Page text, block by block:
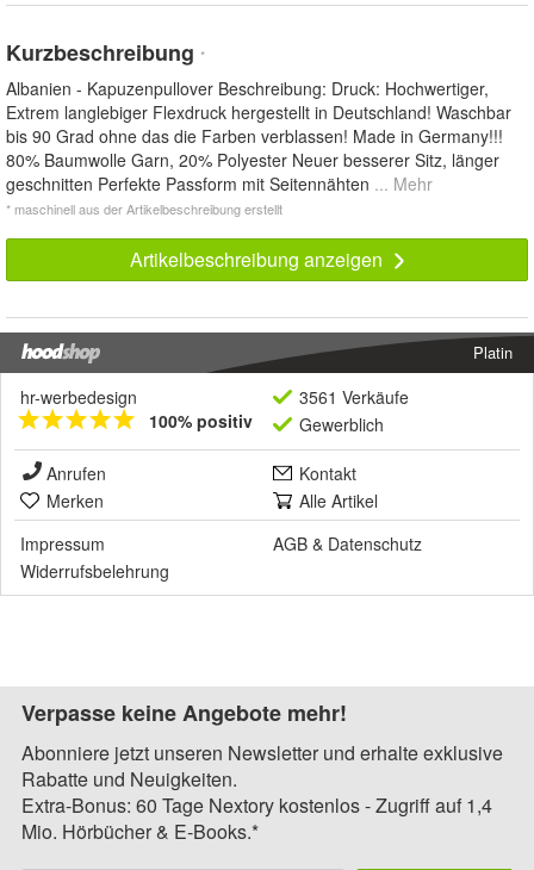
Kurzbeschreibung *
Albanien - Kapuzenpullover Beschreibung: Druck: Hochwertiger,
Extrem langlebiger Flexdruck hergestellt in Deutschland! Waschbar
bis 90 Grad ohne das die Farben verblassen! Made in Germany!!!
80% Baumwolle Garn, 20% Polyester Neuer besserer Sitz, länger
geschnitten Perfekte Passform mit Seitennähten ... Mehr
* maschinell aus der Artikelbeschreibung erstellt
Artikelbeschreibung anzeigen
Platin
hr-werbedesign
100% positiv
3561 Verkäufe
Gewerblich
Anrufen
Kontakt
Merken
Alle Artikel
Impressum
AGB & Datenschutz
Widerrufsbelehrung
Verpasse keine Angebote mehr!
Abonniere jetzt unseren Newsletter und erhalte exklusive
Rabatte und Neuigkeiten.
Extra-Bonus: 60 Tage Nextory kostenlos - Zugriff auf 1,4
Mio. Hörbücher & E-Books.*